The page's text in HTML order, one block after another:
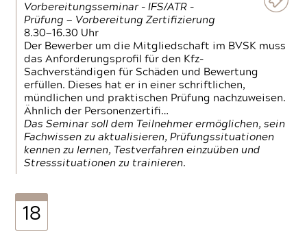
Vorbereitungsseminar - IFS/ATR -
Prüfung — Vorbereitung Zertifizierung
8.30—16.30 Uhr
Der Bewerber um die Mitgliedschaft im BVSK muss
das Anforderungsprofil für den Kfz-
Sachverständigen für Schäden und Bewertung
erfüllen. Dieses hat er in einer schriftlichen,
mündlichen und praktischen Prüfung nachzuweisen.
Ähnlich der Personenzertifi…
Das Seminar soll dem Teilnehmer ermöglichen, sein
Fachwissen zu aktualisieren, Prüfungssituationen
kennen zu lernen, Testverfahren einzuüben und
Stresssituationen zu trainieren.
18